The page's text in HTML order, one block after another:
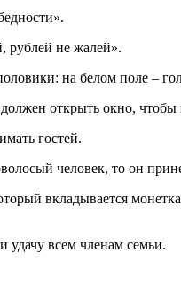
рублей не жалей».
на белом поле –
открыть окно,
гостей.
человек, то он
вкладывается
удачу всем членам семьи.